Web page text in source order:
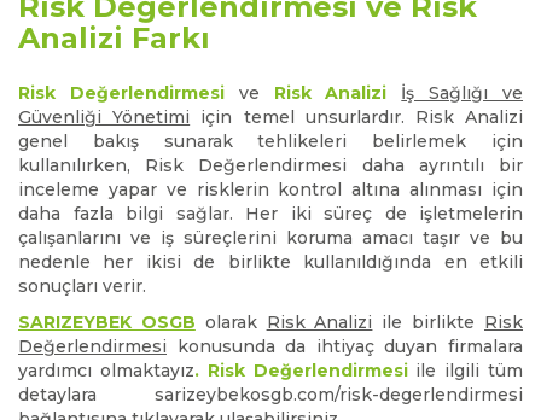
Analizi Farkı
Risk Değerlendirmesive Risk Analizi
İş Sağlığı ve
Güvenliği Yönetimi için temel unsurlardır. Risk Analizi
genel bakış sunarak tehlikeleri belirlemek için
kullanılırken, Risk Değerlendirmesi daha ayrıntılı bir
inceleme yapar ve risklerin kontrol altına alınması için
daha fazla bilgi sağlar. Her iki süreç de işletmelerin
çalışanlarını ve iş süreçlerini koruma amacı taşır ve bu
nedenle her ikisi de birlikte kullanıldığında en etkili
sonuçları verir.
SARIZEYBEK OSGB olarak Risk Analizi ile birlikte Risk
Değerlendirmesi konusunda da ihtiyaç duyan firmalara
yardımcı olmaktayız. Risk Değerlendirmesiile ilgili tüm
detaylara sarizeybekosgb.com/risk-degerlendirmesi